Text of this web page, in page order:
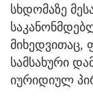
სხდომაზე
მიხედვითაც,
სამსახური
იურიდიულ